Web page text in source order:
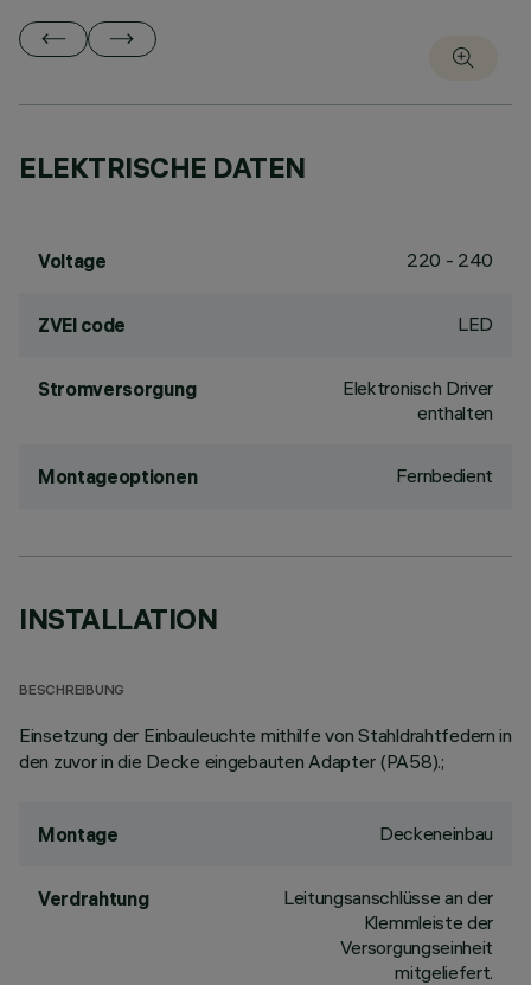
ELEKTRISCHE DATEN
Voltage 220 - 240
ZVEI code LED
Stromversorgung
Elektronisch Driver
enthalten
Montageoptionen Fernbedient
INSTALLATION
BESCHREIBUNG
Einsetzung der Einbauleuchte mithilfe von Stahldrahtfedern in
den zuvor in die Decke eingebauten Adapter (PA58).;
Montage Deckeneinbau
Verdrahtung
Leitungsanschlüsse an der
Klemmleiste der
Versorgungseinheit
mitgeliefert.